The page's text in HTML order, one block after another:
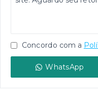
Concordo com a
WhatsApp